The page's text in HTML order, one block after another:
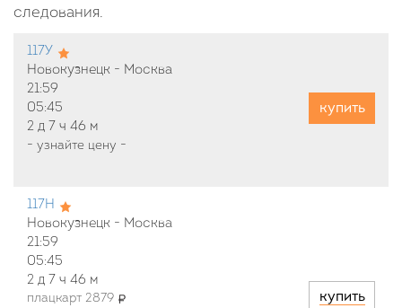
следования.
117У
Новокузнецк - Москва
21:59
05:45
2 д 7 ч 46 м
- узнайте цену -
купить
117Н
Новокузнецк - Москва
21:59
05:45
2 д 7 ч 46 м
плацкарт 2879
купить